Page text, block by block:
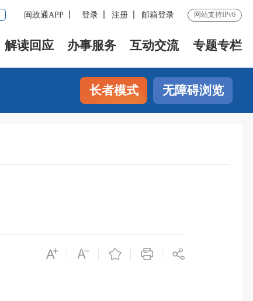
闽政通APP 登录 注册 邮箱登录 网站支持IPv6
解读回应 办事服务 互动交流 专题专栏
长者模式 无障碍浏览